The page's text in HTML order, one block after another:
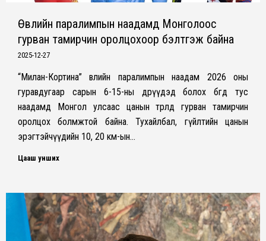
Өвлийн паралимпын наадамд Монголоос
гурван тамирчин оролцохоор бэлтгэж байна
2025-12-27
“Милан-Кортина” өвлийн паралимпын наадам 2026 оны
гуравдугаар сарын 6-15-ны өдрүүдэд болох бөгөөд тус
наадамд Монгол улсаас цанын төрөлд гурван тамирчин
оролцох болмжтой байна. Тухайлбал, гүйлтийн цанын
эрэгтэйчүүдийн 10, 20 км-ын…
Цааш унших